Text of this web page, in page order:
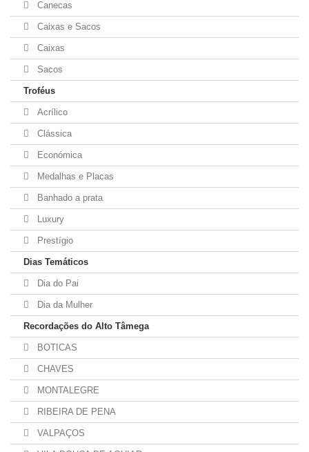
Canecas
Caixas e Sacos
Caixas
Sacos
Troféus
Acrílico
Clássica
Económica
Medalhas e Placas
Banhado a prata
Luxury
Prestígio
Dias Temáticos
Dia do Pai
Dia da Mulher
Recordações do Alto Tâmega
BOTICAS
CHAVES
MONTALEGRE
RIBEIRA DE PENA
VALPAÇOS